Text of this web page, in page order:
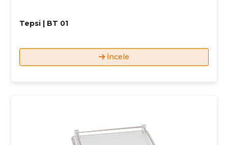
Tepsi | BT 01
İncele